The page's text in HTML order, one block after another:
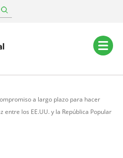
a largo plazo para hacer
entre los EE.UU. y la República Popular